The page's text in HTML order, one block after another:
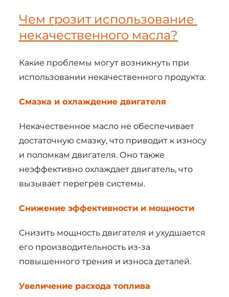
Чем грозит использование
некачественного масла?
Какие проблемы могут возникнуть при
использовании некачественного продукта:
Смазка и охлаждение двигателя
Некачественное масло не обеспечивает
достаточную смазку, что приводит к износу
и поломкам двигателя. Оно также
неэффективно охлаждает двигатель, что
вызывает перегрев системы.
Снижение эффективности и мощности
Снизить мощность двигателя и ухудшается
его производительность из-за
повышенного трения и износа деталей.
Увеличение расхода топлива